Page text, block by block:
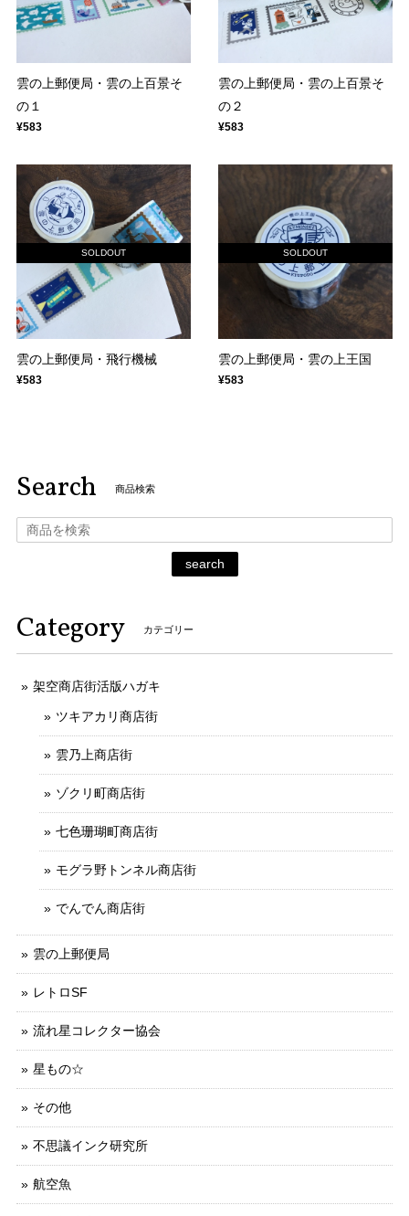
雲の上郵便局・雲の上百景そ
の１
¥583
雲の上郵便局・雲の上百景そ
の２
¥583
SOLDOUT
雲の上郵便局・飛行機械
¥583
SOLDOUT
雲の上郵便局・雲の上王国
¥583
Search 商品検索
search
Category カテゴリー
架空商店街活版ハガキ
ツキアカリ商店街
雲乃上商店街
ゾクリ町商店街
七色珊瑚町商店街
モグラ野トンネル商店街
でんでん商店街
雲の上郵便局
レトロSF
流れ星コレクター協会
星もの☆
その他
不思議インク研究所
航空魚